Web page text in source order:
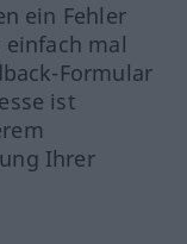
ein Fehler
mal
Formular
ist
Ihrer